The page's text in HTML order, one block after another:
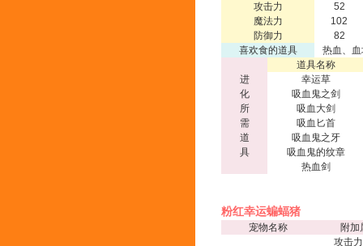
攻击力
52
魔法力
102
防御力
82
喜欢食的道具
热血、
进
化
所
需
道
具
道具名称
幸运草
吸血鬼之剑
吸血大剑
吸血匕首
吸血鬼之牙
吸血鬼的纹章
热血剑
粉红幸运蝙蝠猪
宠物名称
附加
攻击